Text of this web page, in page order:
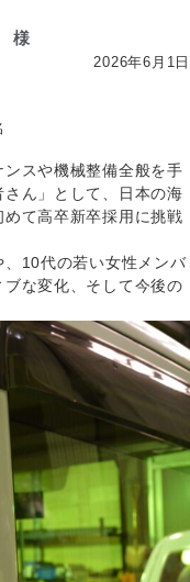
様
2026年6月1日
スや機械整備全般を手
ん」として、日本の海
て高卒新卒採用に挑戦
10代の若い女性メンバ
な変化、そして今後の